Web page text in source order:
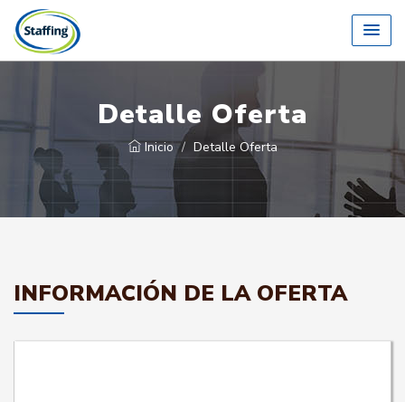
Detalle Oferta
Inicio Detalle Oferta
INFORMACIÓN DE LA OFERTA